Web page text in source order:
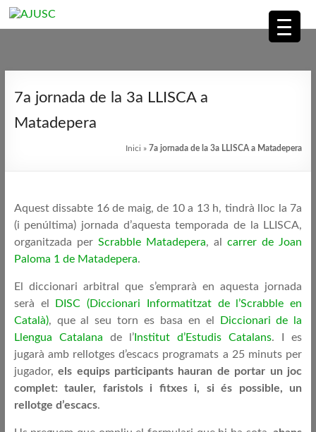
content
Jugadors
de
7a jornada de la 3a LLISCA a
Matadepera
Inici » 7a jornada de la 3a LLISCA a Matadepera
Aquest dissabte 16 de maig, de 10 a 13 h, tindrà lloc la 7a
(i penúltima) jornada d’aquesta temporada de la LLISCA,
organitzada per Scrabble Matadepera, alcarrer de Joan
Paloma 1 de Matadepera.
El diccionari arbitral que s’emprarà en aquesta jornada
serà el
DISC (Diccionari Informatitzat de l’Scrabble en
Català), que al seu torn es basa en el
Diccionari de la
Llengua Catalana de l’Institut d’Estudis Catalans. I es
jugarà amb rellotges d’escacs programats a 25 minuts per
jugador,els equips participants hauran de portar un joc
complet: tauler, faristols i fitxes i, si és possible, un
rellotge d’escacs.